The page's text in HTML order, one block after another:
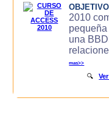
2010
una
mas>>
🔍